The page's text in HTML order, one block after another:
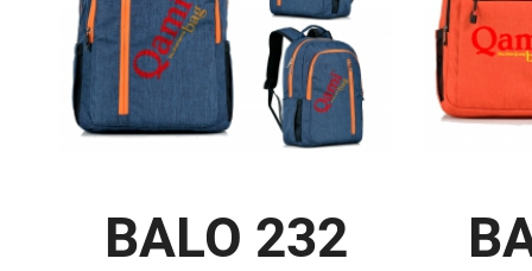
BALO 232